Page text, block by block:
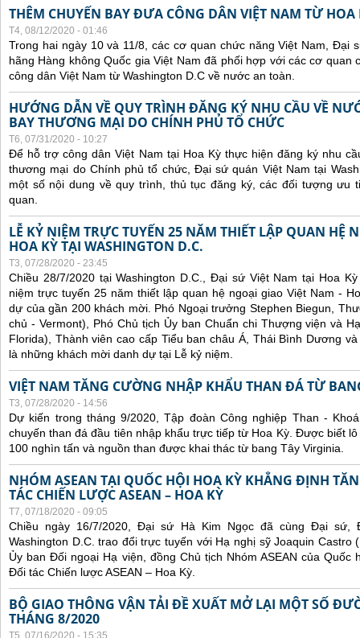
THÊM CHUYẾN BAY ĐƯA CÔNG DÂN VIỆT NAM TỪ HOA
T4, 08/12/2020 - 01:46
Trong hai ngày 10 và 11/8, các cơ quan chức năng Việt Nam, Đại
hãng Hàng không Quốc gia Việt Nam đã phối hợp với các cơ quan
công dân Việt Nam từ Washington D.C về nước an toàn.
HƯỚNG DẪN VỀ QUY TRÌNH ĐĂNG KÝ NHU CẦU VỀ
BAY THƯƠNG MẠI DO CHÍNH PHỦ TỔ CHỨC
T6, 07/31/2020 - 10:27
Để hỗ trợ công dân Việt Nam tại Hoa Kỳ thực hiện đăng ký nhu
thương mại do Chính phủ tổ chức, Đại sứ quán Việt Nam tại
một số nội dung về quy trình, thủ tục đăng ký, các đối tượng ưu
quan.
LỄ KỶ NIỆM TRỰC TUYẾN 25 NĂM THIẾT LẬP QUAN HỆ
HOA KỲ TẠI WASHINGTON D.C.
T3, 07/28/2020 - 23:45
Chiều 28/7/2020 tại Washington D.C., Đại sứ Việt Nam tại Hoa
niệm trực tuyến 25 năm thiết lập quan hệ ngoại giao Việt Nam -
dự của gần 200 khách mời. Phó Ngoại trưởng Stephen Biegun,
chủ - Vermont), Phó Chủ tịch Ủy ban Chuẩn chi Thượng viện và
Florida), Thành viên cao cấp Tiểu ban châu Á, Thái Bình Dương
là những khách mời danh dự tại Lễ kỷ niệm.
VIỆT NAM TĂNG CƯỜNG NHẬP KHẨU THAN ĐÁ TỪ
T3, 07/28/2020 - 14:56
Dự kiến trong tháng 9/2020, Tập đoàn Công nghiệp Than -
chuyến than đá đầu tiên nhập khẩu trực tiếp từ Hoa Kỳ. Được biết
100 nghìn tấn và nguồn than được khai thác từ bang Tây Virginia.
NHÓM ASEAN TẠI QUỐC HỘI HOA KỲ KHẲNG ĐỊNH
TÁC CHIẾN LƯỢC ASEAN – HOA KỲ
T7, 07/18/2020 - 09:05
Chiều ngày 16/7/2020, Đại sứ Hà Kim Ngọc đã cùng Đại sứ,
Washington D.C. trao đổi trực tuyến với Hạ nghị sỹ Joaquin Castro
Ủy ban Đối ngoại Hạ viện, đồng Chủ tịch Nhóm ASEAN của Quốc
Đối tác Chiến lược ASEAN – Hoa Kỳ.
BỘ GIAO THÔNG VẬN TẢI ĐỀ XUẤT MỞ LẠI MỘT SỐ
THÁNG 8/2020
T5, 07/16/2020 - 15:35